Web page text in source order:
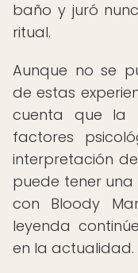
baño y juró
ritual.
Aunque no se
de estas
cuenta que la
factores
interpretación
puede tener una
con Bloody
leyenda
en la actualidad.